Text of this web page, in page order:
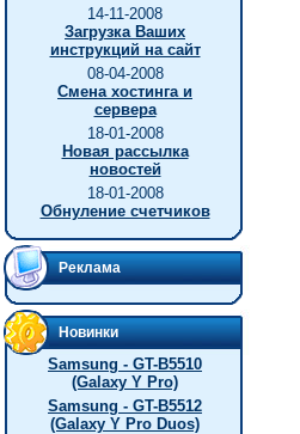
14-11-2008
Загрузка Ваших
инструкций на сайт
08-04-2008
Смена хостинга и
сервера
18-01-2008
Новая рассылка
новостей
18-01-2008
Обнуление счетчиков
Реклама
Новинки
Samsung - GT-B5510
(Galaxy Y Pro)
Samsung - GT-B5512
(Galaxy Y Pro Duos)